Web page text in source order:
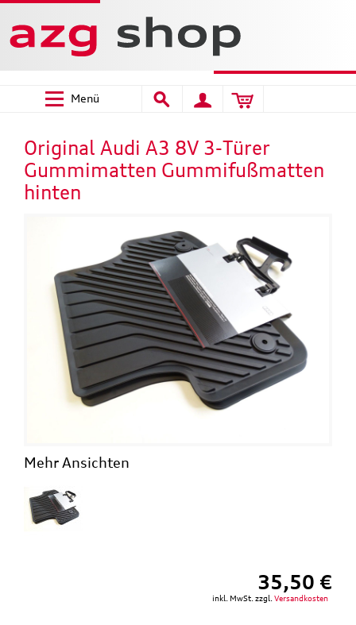
Menü
Original Audi A3 8V 3-Türer
Gummimatten Gummifußmatten
hinten
Mehr Ansichten
35,50 €
inkl. MwSt. zzgl. Versandkosten